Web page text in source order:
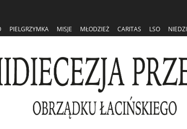
PIELGRZYMKA MISJE MŁODZIEŻ CARITAS LSO